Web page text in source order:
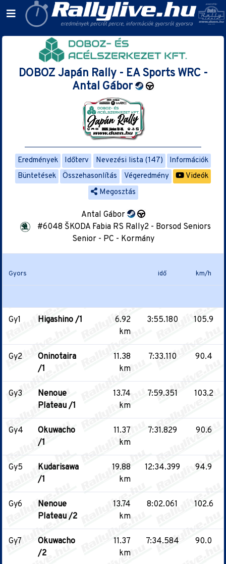
DOBOZ Japán Rally - EA Sports WRC -
Antal Gábor
Eredmények Időterv Nevezési lista (147)
Információk
Büntetések
Összehasonlítás Végeredmény
Videók
Megosztás
Antal Gábor
#6048 ŠKODA Fabia RS Rally2 - Borsod Seniors
Senior - PC - Kormány
Gyors idő km/h
Gy1 Higashino /1
6.92
km
3:55.180 105.9
Gy2
Oninotaira
/1
11.38
km
7:33.110 90.4
Gy3
Nenoue
Plateau /1
13.74
km
7:59.351 103.2
Gy4
Okuwacho
/1
11.37
km
7:31.829 90.6
Gy5
Kudarisawa
/1
19.88
km
12:34.399 94.9
Gy6
Nenoue
Plateau /2
13.74
km
8:02.061 102.6
Gy7
Okuwacho
/2
11.37
km
7:34.584 90.0